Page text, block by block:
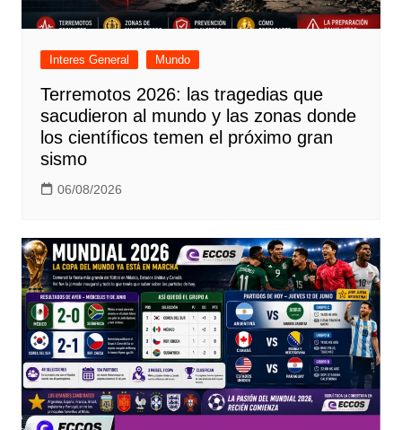
Interes General Mundo
Terremotos 2026: las tragedias que
sacudieron al mundo y las zonas donde
los científicos temen el próximo gran
sismo
06/08/2026